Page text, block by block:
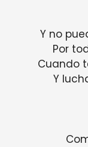
Y no
Por
Cuando
Y